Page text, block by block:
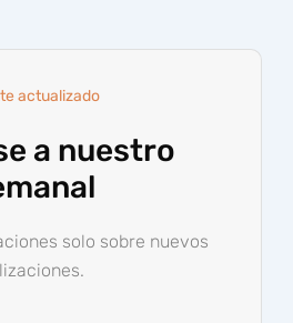
actualizado
a nuestro
solo sobre nuevos